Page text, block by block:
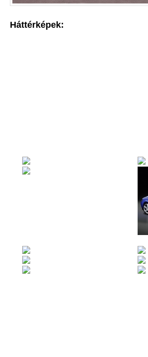
Háttérképek: